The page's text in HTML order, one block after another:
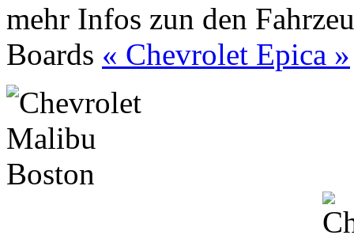
mehr Infos zun den
Boards « Chevrolet Epica »